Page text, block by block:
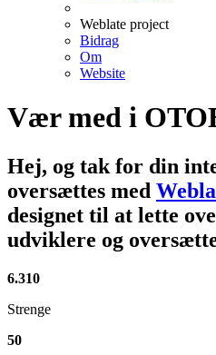
Weblate project
Bidrag
Om
Website
Vær med i
Hej, og tak for din
oversættes med
designet til at lette
udviklere og
6.310
Strenge
50